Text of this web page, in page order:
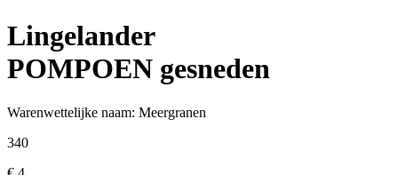
Lingelander
POMPOEN gesneden
Warenwettelijke naam: Meergranen
340